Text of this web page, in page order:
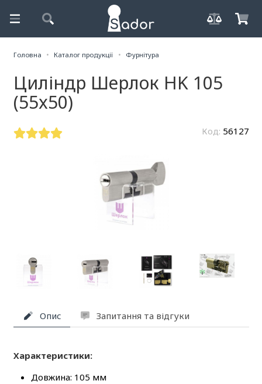
Головна Каталог продукції Фурнітура
Циліндр Шерлок HK 105
(55x50)
Код: 56127
Опис Запитання та відгуки
Характеристики:
Довжина: 105 мм